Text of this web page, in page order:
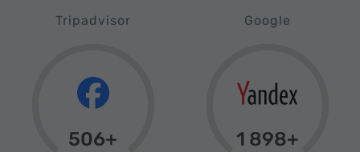
Tripadvisor Google
506+ 1 898+